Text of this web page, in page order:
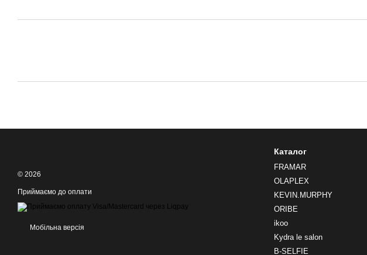
© 2026
Приймаємо до оплати
Мобільна версія
Каталог
FRAMAR
OLAPLEX
KEVIN.MURPHY
ORIBE
ikoo
Kydra le salon
B-SELFIE